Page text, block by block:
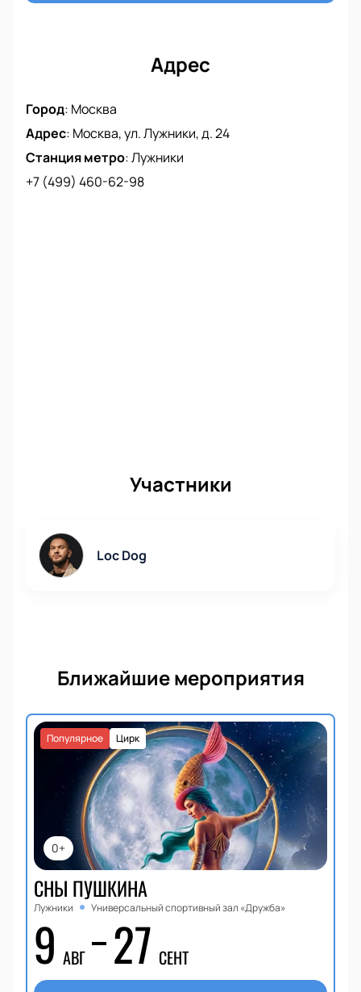
Адрес
Город: Москва
Адрес: Москва, ул. Лужники, д. 24
Станция метро:Лужники
+7 (499) 460-62-98
Участники
Loc Dog
Ближайшие мероприятия
0+
Цирк
Популярное
СНЫ ПУШКИНА
Лужники Универсальный спортивный зал «Дружба»
9 АВГ 27 СЕНТ